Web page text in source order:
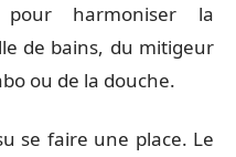
harmoniser la
de bains, du mitigeur
ou de la douche.
se faire une place. Le